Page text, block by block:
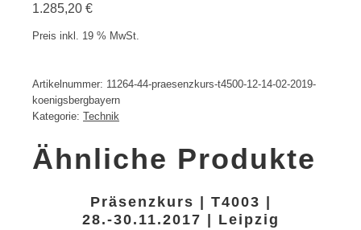
1.285,20 €
Preis inkl. 19 % MwSt.
Artikelnummer: 11264-44-praesenzkurs-t4500-12-14-02-2019-
koenigsbergbayern
Kategorie: Technik
Ähnliche Produkte
Präsenzkurs | T4003 |
28.-30.11.2017 | Leipzig